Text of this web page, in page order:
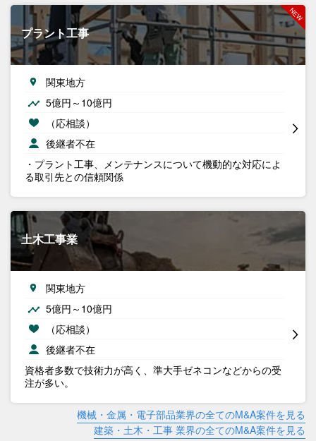
プラント工事
関東地方
5億円～10億円
（応相談）
後継者不在
・プラント工事、メンテナンスについて機動的な対応によ
る取引先との信頼関係
土木工事業
関東地方
5億円～10億円
（応相談）
後継者不在
資格者多数で技術力が高く、準大手ゼネコンなどからの受
注が多い。
機械・金属・電子部品業界の全てのM&A案件を見る
建築・土木・工事 業界の全てのM&A案件を見る